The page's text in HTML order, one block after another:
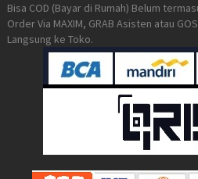
Bisa COD (Bayar di Rumah) Belum
Order Via MAXIM, GRAB Asisten atau
Langsung ke Toko.